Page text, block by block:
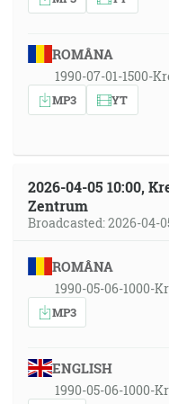
ROMÂNA
1990-07-01-1500-
MP3 YT
2026-04-05 10:00,
Zentrum
Broadcasted: 2026-04-
ROMÂNA
1990-05-06-1000-
MP3
ENGLISH
1990-05-06-1000-